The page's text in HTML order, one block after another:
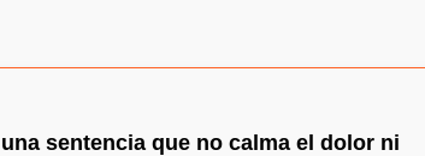
sentencia que no calma el dolor ni